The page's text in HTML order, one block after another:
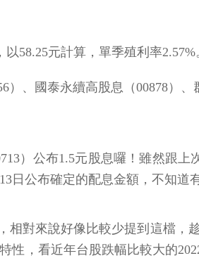
58.25元計算，單季殖利率2.57%
）、國泰永續高股息（00878）
）公布1.5元股息囉！雖然跟
日公布確定的配息金額，不知道
相對來說好像比較少提到這檔，
性，看近年台股跌幅比較大的